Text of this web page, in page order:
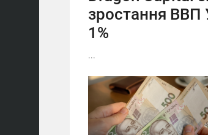
зростання ВВП
1%
...